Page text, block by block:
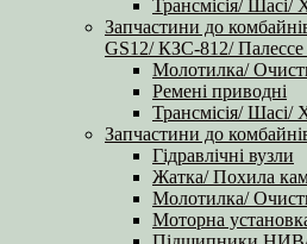
Трансмісія/ Шасі/
Запчастини до
GS12/ КЗС-812/ Палессе
Молотилка/
Ремені приводні
Трансмісія/ Шасі/
Запчастини до
Гідравлічні вузли
Жатка/ Похила
Молотилка/
Моторна